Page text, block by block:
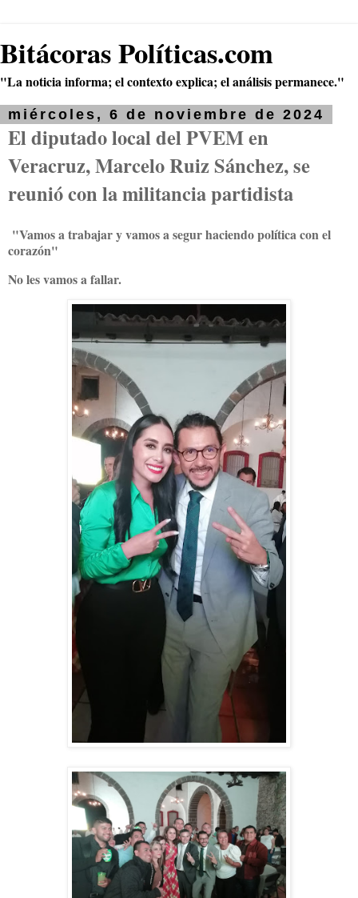
Bitácoras Políticas.com
"La noticia informa; el contexto explica; el análisis permanece."
miércoles, 6 de noviembre de 2024
El diputado local del PVEM en
Veracruz, Marcelo Ruiz Sánchez, se
reunió con la militancia partidista
"Vamos a trabajar y vamos a segur haciendo política con el
corazón"
No les vamos a fallar.